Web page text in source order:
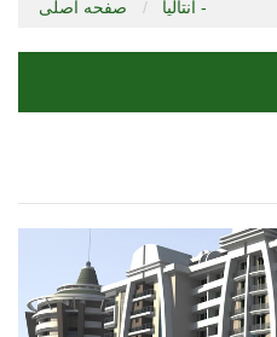
صفحه اصلی آنتالیا -